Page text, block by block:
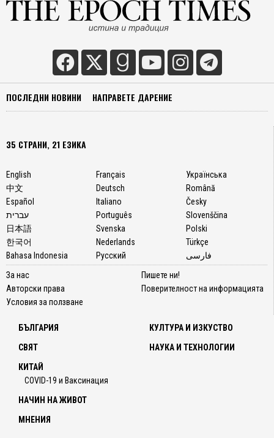
ПОСЛЕДНИ НОВИНИ НАПРАВЕТЕ ДАРЕНИЕ
35 СТРАНИ, 21 ЕЗИКА
English
中文
Español
עברית
日本語
한국어
Bahasa Indonesia
Français
Deutsch
Italiano
Português
Svenska
Nederlands
Русский
Українська
Română
Česky
Slovenščina
Polski
Türkçe
فارسی
За нас
Авторски права
Условия за ползване
Пишете ни!
Поверителност на информацията
БЪЛГАРИЯ
СВЯТ
КИТАЙ
COVID-19 и Ваксинация
КУЛТУРА И ИЗКУСТВО
НАУКА И ТЕХНОЛОГИИ
НАЧИН НА ЖИВОТ
МНЕНИЯ